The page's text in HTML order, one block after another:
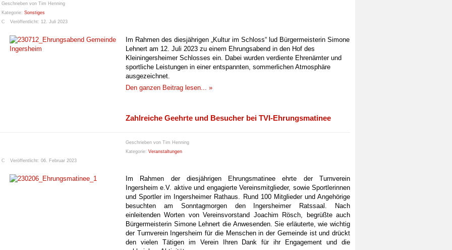
Geschrieben von Tim Henning
Kategorie: Sonstiges
Veröffentlicht: 12. Juli 2023
Im Rahmen des diesjährigen „Kultur im Schloss“ lud Bürgermeisterin Simone
Lehnert am 12. Juli 2023 zu einem Ehrungsabend in den Hof des
Kleiningersheimer Schlosses ein. Dabei wurden verdiente Ehrenämter und
sportliche Leistungen in einer entspannten, sommerlichen Atmosphäre
ausgezeichnet.
Den ganzen Beitrag lesen... »
Zahlreiche Geehrte und Besucher bei TVI-Ehrungsmatinee
Geschrieben von Tim Henning
Kategorie: Veranstaltungen
Veröffentlicht: 06. Februar 2023
Im Rahmen der diesjährigen Ehrungsmatinee ehrte der Turnverein
Ingersheim e.V. aktive und engagierte Vereinsmitglieder, sowie Sportlerinnen
und Sportler im Ingersheimer Rathaus. Rund 100 Mitglieder und Angehörige
besuchten am Sonntagmorgen den Ingersheimer Ratssaal. Nach
einleitenden Worten von Vereinsvorstand Joachim Rösch, begrüßte auch
Bürgermeisterin Simone Lehnert die Anwesenden. Sie erläuterte, wie wichtig
der Turnverein Ingersheim für die Menschen in der Gemeinde ist und drückt
den vielen Tätigen im Verein Ihren Dank für ihr Engagement und die